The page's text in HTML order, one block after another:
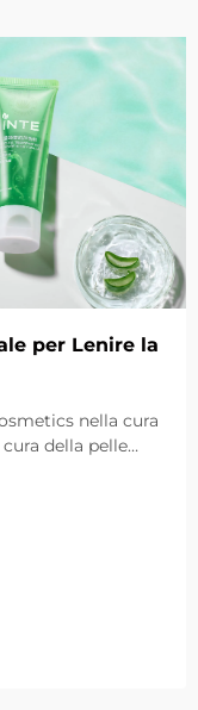
per Lenire la
nella cura
della pelle
grazie alle sue